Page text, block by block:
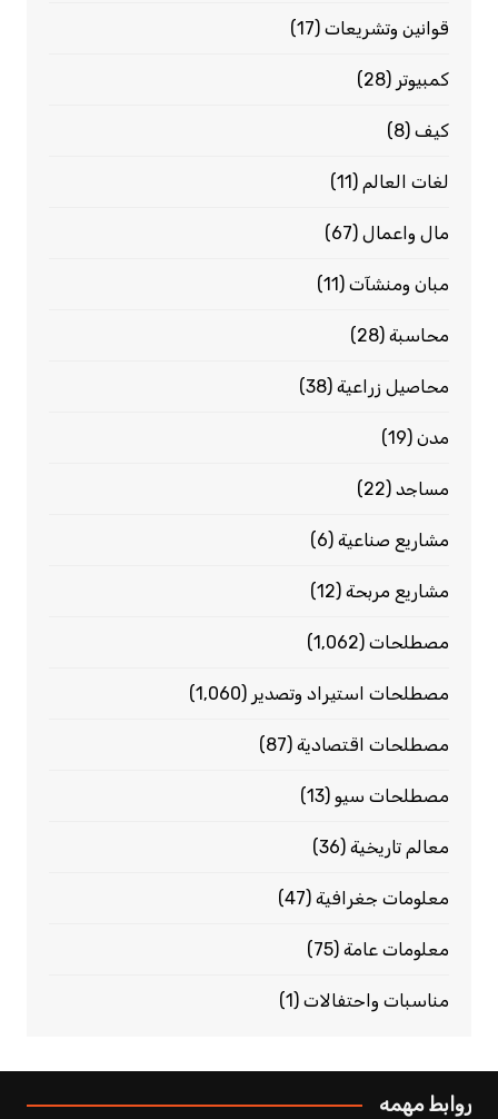
قوانين وتشريعات(17)
كمبيوتر (28)
كيف(8)
لغات العالم (11)
مال واعمال(67)
مبان ومنشآت(11)
محاسبة(28)
محاصيل زراعية(38)
مدن(19)
مساجد(22)
مشاريع صناعية(6)
مشاريع مربحة(12)
مصطلحات(1٬062)
مصطلحات استيراد وتصدير (1٬060)
مصطلحات اقتصادية(87)
مصطلحات سيو(13)
معالم تاريخية(36)
معلومات جغرافية(47)
معلومات عامة(75)
مناسبات واحتفالات(1)
روابط مهمه